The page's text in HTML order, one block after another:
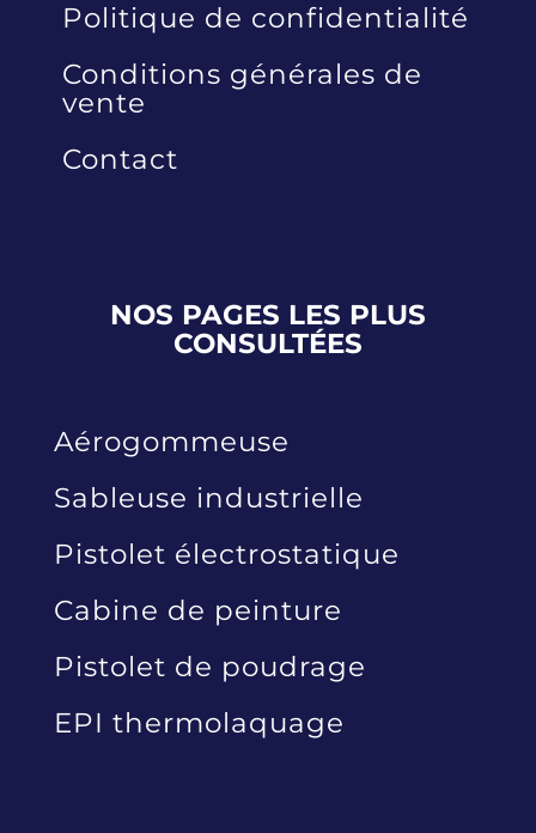
Politique de confidentialité
Conditions générales de
vente
Contact
NOS PAGES LES PLUS
CONSULTÉES
Aérogommeuse
Sableuse industrielle
Pistolet électrostatique
Cabine de peinture
Pistolet de poudrage
EPI thermolaquage